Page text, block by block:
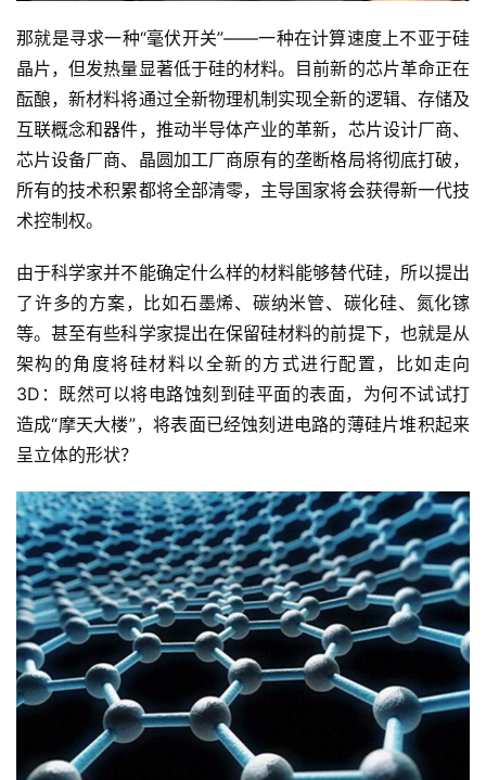
页
那就是寻求一种“毫伏开关”——一种在计算速度上不亚于硅
晶片，但发热量显著低于硅的材料。目前新的芯片革命正在
酝酿，新材料将通过全新物理机制实现全新的逻辑、存储及
互联概念和器件，推动半导体产业的革新，芯片设计厂商、
芯片设备厂商、晶圆加工厂商原有的垄断格局将彻底打破，
所有的技术积累都将全部清零，主导国家将会获得新一代技
术控制权。
由于科学家并不能确定什么样的材料能够替代硅，所以提出
了许多的方案，比如石墨烯、碳纳米管、碳化硅、氮化镓
等。甚至有些科学家提出在保留硅材料的前提下，也就是从
架构的角度将硅材料以全新的方式进行配置，比如走向
3D：既然可以将电路蚀刻到硅平面的表面，为何不试试打
造成“摩天大楼”，将表面已经蚀刻进电路的薄硅片堆积起来
呈立体的形状？